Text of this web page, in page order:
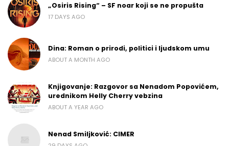
„Osiris Rising“ – SF noar koji se ne propušta
17 DAYS AGO
Dina: Roman o prirodi, politici i ljudskom umu
ABOUT A MONTH AGO
Knjigovanje: Razgovor sa Nenadom Popovićem,
urednikom Helly Cherry vebzina
ABOUT A YEAR AGO
Nenad Smiljković: CIMER